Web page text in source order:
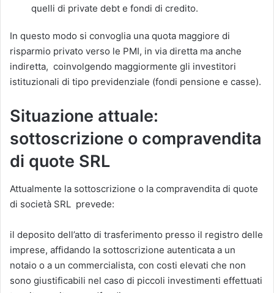
quelli di private debt e fondi di credito.
In questo modo si convoglia una quota maggiore di
risparmio privato verso le PMI, in via diretta ma anche
indiretta, coinvolgendo maggiormente gli investitori
istituzionali di tipo previdenziale (fondi pensione e casse).
Situazione attuale:
sottoscrizione o compravendita
di quote SRL
Attualmente la sottoscrizione o la compravendita di quote
di società SRL prevede:
il deposito dell’atto di trasferimento presso il registro delle
imprese, affidando la sottoscrizione autenticata a un
notaio o a un commercialista, con costi elevati che non
sono giustificabili nel caso di piccoli investimenti effettuati